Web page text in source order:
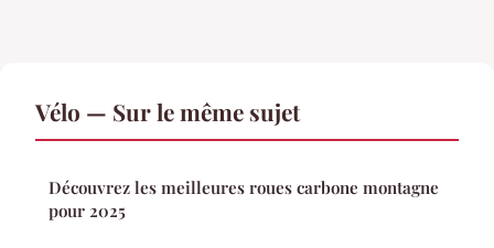
Vélo — Sur le même sujet
Découvrez les meilleures roues carbone montagne
pour 2025